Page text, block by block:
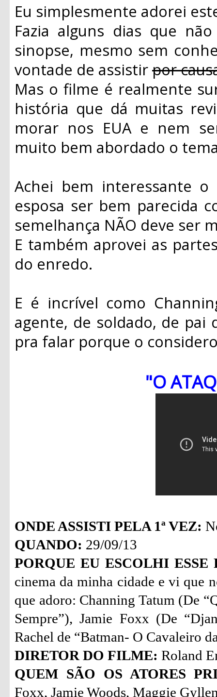
Eu simplesmente adorei
Fazia alguns dias que
sinopse, mesmo sem
vontade de assistirpor
Mas o filme é realmente
história que dá muitas
morar nos EUA e nem
muito bem abordado o
Achei bem interessante
esposa ser bem parecida
semelhança NÃO deve ser
E também aprovei as
do enredo.
E é incrível como
agente, de soldado, de pai
pra falar porque o
"O
ONDE ASSISTI PELA 1ª VEZ:
QUANDO: 29/09/13
PORQUE EU ESCOLHI ESSE
cinema da minha cidade e vi que
que adoro: Channing Tatum (De
Sempre”), Jamie Foxx (De
Rachel de “Batman- O Cavaleiro
DIRETOR DO FILME: Roland
QUEM SÃO OS ATORES
Foxx, Jamie Woods, Maggie